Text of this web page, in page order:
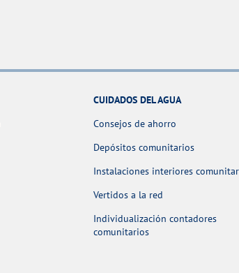
CUIDADOS DEL AGUA
Consejos de ahorro
Depósitos comunitarios
Instalaciones interiores
Vertidos a la red
Individualización contadores
comunitarios